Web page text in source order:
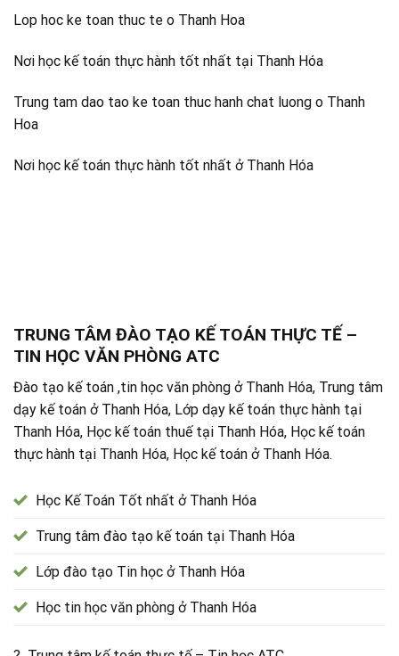
Lop hoc ke toan thuc te o Thanh Hoa
Nơi học kế toán thực hành tốt nhất tại Thanh Hóa
Trung tam dao tao ke toan thuc hanh chat luong o Thanh
Hoa
Nơi học kế toán thực hành tốt nhất ở Thanh Hóa
TRUNG TÂM ĐÀO TẠO KẾ TOÁN THỰC TẾ –
TIN HỌC VĂN PHÒNG ATC
Đào tạo kế toán ,tin học văn phòng ở Thanh Hóa, Trung tâm
dạy kế toán ở Thanh Hóa, Lớp dạy kế toán thực hành tại
Thanh Hóa, Học kế toán thuế tại Thanh Hóa, Học kế toán
thực hành tại Thanh Hóa, Học kế toán ở Thanh Hóa.
Học Kế Toán Tốt nhất ở Thanh Hóa
Trung tâm đào tạo kế toán tại Thanh Hóa
Lớp đào tạo Tin học ở Thanh Hóa
Học tin học văn phòng ở Thanh Hóa